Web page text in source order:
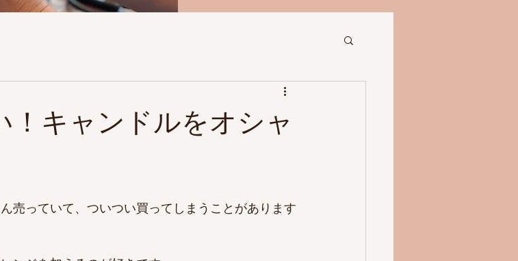
！キャンドルをオシャ
売っていて、ついつい買ってしまうことがあります